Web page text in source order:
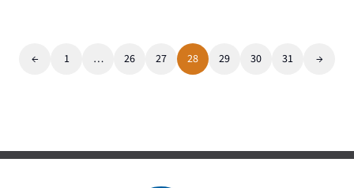
← 1 … 26 27 28 29 30 31 →